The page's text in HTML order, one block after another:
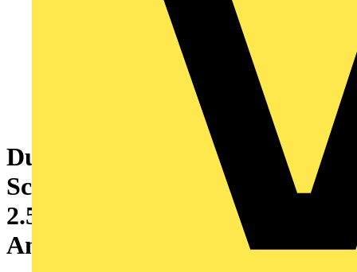
Durchgangs-Reihenklemme,
Schraub / Lötanschluss, grün,
2.5 mm², 24 A, 800 V, Anzahl
Anschlüsse: 2